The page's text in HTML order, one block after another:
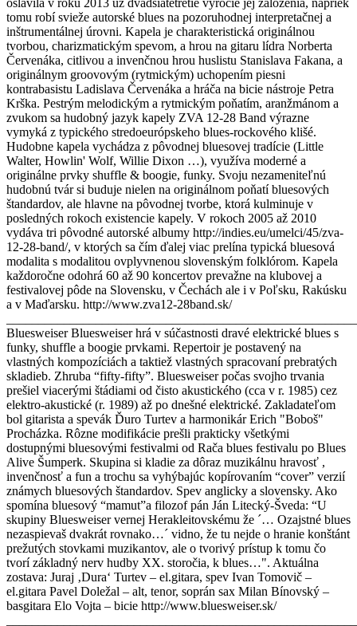
tomu robí svieže autorské blues na pozoruhodnej interpretačnej a
inštrumentálnej úrovni. Kapela je charakteristická originálnou
tvorbou, charizmatickým spevom, a hrou na gitaru lídra Norberta
Červenáka, citlivou a invenčnou hrou huslistu Stanislava Fakana, a
originálnym groovovým (rytmickým) uchopením piesni
kontrabasistu Ladislava Červenáka a hráča na bicie nástroje Petra
Krška. Pestrým melodickým a rytmickým poňatím, aranžmánom a
zvukom sa hudobný jazyk kapely ZVA 12-28 Band výrazne
vymyká z typického stredoeurópskeho blues-rockového klišé.
Hudobne kapela vychádza z pôvodnej bluesovej tradície (Little
Walter, Howlin' Wolf, Willie Dixon …), využíva moderné a
originálne prvky shuffle & boogie, funky. Svoju nezameniteľnú
hudobnú tvár si buduje nielen na originálnom poňatí bluesových
štandardov, ale hlavne na pôvodnej tvorbe, ktorá kulminuje v
posledných rokoch existencie kapely. V rokoch 2005 až 2010
vydáva tri pôvodné autorské albumy http://indies.eu/umelci/45/zva-
12-28-band/, v ktorých sa čím ďalej viac prelína typická bluesová
modalita s modalitou ovplyvnenou slovenským folklórom. Kapela
každoročne odohrá 60 až 90 koncertov prevažne na klubovej a
festivalovej pôde na Slovensku, v Čechách ale i v Poľsku, Rakúsku
a v Maďarsku. http://www.zva12-28band.sk/
Bluesweiser Bluesweiser hrá v súčastnosti dravé elektrické blues s
funky, shuffle a boogie prvkami. Repertoir je postavený na
vlastných kompozíciách a taktiež vlastných spracovaní prebratých
skladieb. Zhruba “fifty-fifty”. Bluesweiser počas svojho trvania
prešiel viacerými štádiami od čisto akustického (cca v r. 1985) cez
elektro-akustické (r. 1989) až po dnešné elektrické. Zakladateľom
bol gitarista a spevák Ďuro Turtev a harmonikár Erich "Boboš"
Procházka. Rôzne modifikácie prešli prakticky všetkými
dostupnými bluesovými festivalmi od Rača blues festivalu po Blues
Alive Šumperk. Skupina si kladie za dôraz muzikálnu hravosť ,
invenčnosť a fun a trochu sa vyhýbajúc kopírovaním “cover” verzií
známych bluesových štandardov. Spev anglicky a slovensky. Ako
spomína bluesový “mamut”a filozof pán Ján Litecký-Šveda: “U
skupiny Bluesweiser vernej Herakleitovskému že ´… Ozajstné blues
nezaspievaš dvakrát rovnako…´ vidno, že tu nejde o hranie konštánt
prežutých stovkami muzikantov, ale o tvorivý prístup k tomu čo
tvorí základný nerv hudby XX. storočia, k blues…". Aktuálna
zostava: Juraj ‚Dura‘ Turtev – el.gitara, spev Ivan Tomovič –
el.gitara Pavel Doležal – alt, tenor, soprán sax Milan Bínovský –
basgitara Elo Vojta – bicie http://www.bluesweiser.sk/